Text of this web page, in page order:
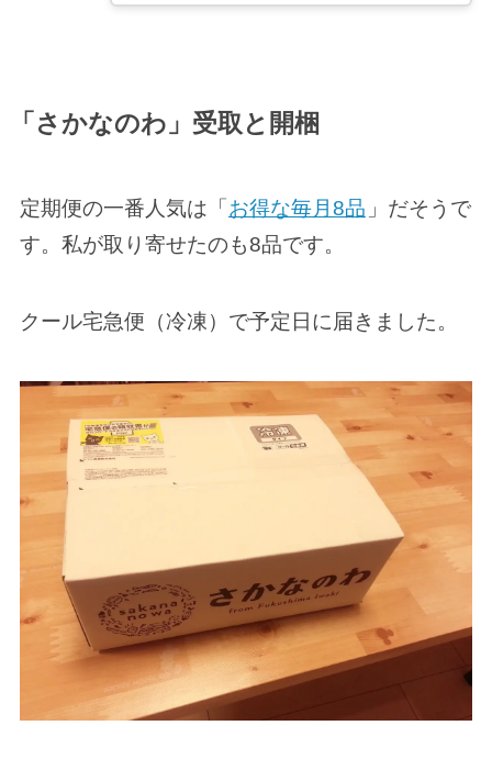
「さかなのわ」受取と開梱
定期便の一番人気は「お得な毎月8品 」だそうで
す。私が取り寄せたのも8品です。
クール宅急便（冷凍）で予定日に届きました。